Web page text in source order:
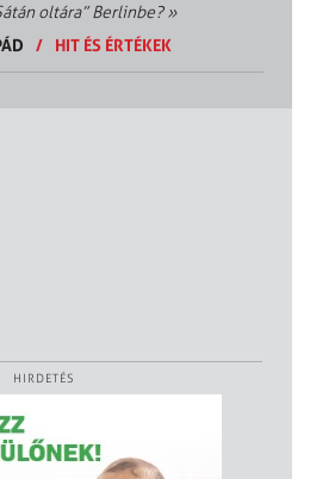
oltára” Berlinbe?»
/ HIT ÉS ÉRTÉKEK
HIRDETÉS